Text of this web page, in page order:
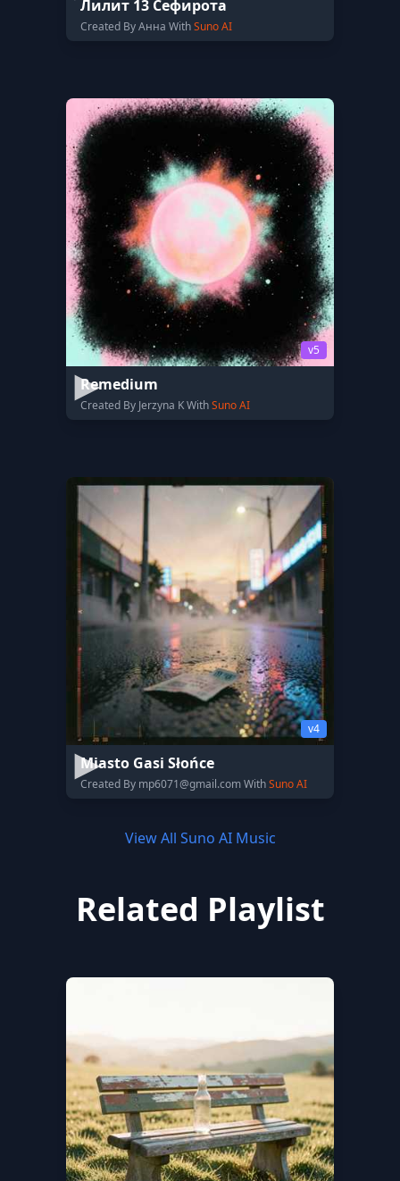
Лилит 13 Сефирота
Created By Анна WithSuno AI
v5
Remedium
Created By Jerzyna K WithSuno AI
v4
Miasto Gasi Słońce
Created By mp6071@gmail.comWithSuno AI
View All Suno AI Music
Related Playlist